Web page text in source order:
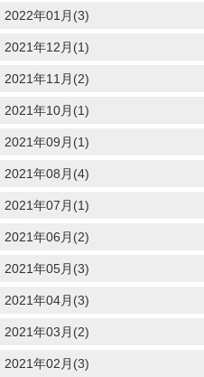
2022年01月(3)
2021年12月(1)
2021年11月(2)
2021年10月(1)
2021年09月(1)
2021年08月(4)
2021年07月(1)
2021年06月(2)
2021年05月(3)
2021年04月(3)
2021年03月(2)
2021年02月(3)